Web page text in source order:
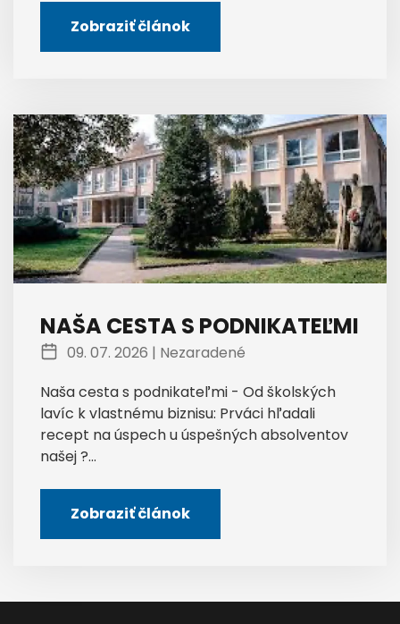
Zobraziť článok
NAŠA CESTA S PODNIKATEĽMI
09. 07. 2026 | Nezaradené
Naša cesta s podnikateľmi - Od školských
lavíc k vlastnému biznisu: Prváci hľadali
recept na úspech u úspešných absolventov
našej ?...
Zobraziť článok